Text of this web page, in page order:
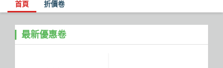
首頁 折價卷
最新優惠卷
優惠活動
折價卷
線上DM